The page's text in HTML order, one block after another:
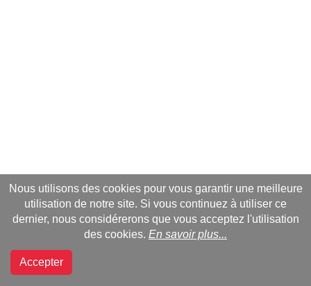
Nous utilisons des cookies pour vous garantir une meilleure
utilisation de notre site. Si vous continuez à utiliser ce
dernier, nous considérerons que vous acceptez l'utilisation
des cookies. En savoir plus...
Accepter